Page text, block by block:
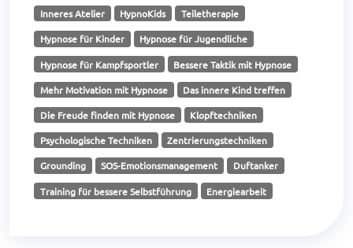
Inneres Atelier HypnoKids Teiletherapie
Hypnose für Kinder Hypnose für Jugendliche
Hypnose für Kampfsportler Bessere Taktik mit Hypnose
Mehr Motivation mit Hypnose Das innere Kind treffen
Die Freude finden mit Hypnose Klopftechniken
Psychologische Techniken Zentrierungstechniken
Grounding SOS-Emotionsmanagement Duftanker
Training für bessere Selbstführung Energiearbeit